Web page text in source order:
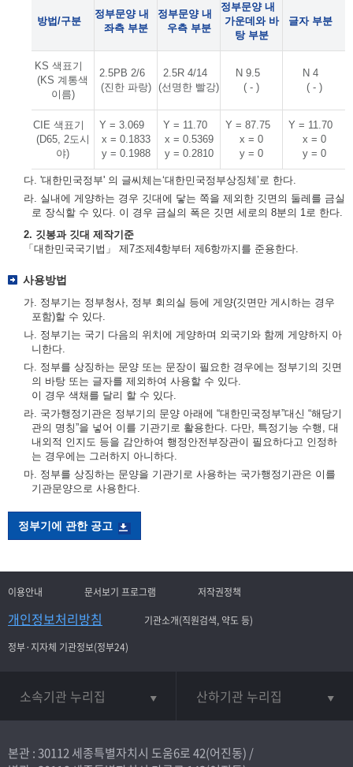
방법/구분
정부문양 내
좌측 부분
정부문양 내
우측 부분
정부문양 내
가운데와 바
탕 부분
글자 부분
KS 색표기
(KS 계통색
이름)
2.5PB 2/6
(진한 파랑)
2.5R 4/14
(선명한 빨강)
N 9.5
( - )
N 4
( - )
CIE 색표기
(D65, 2도시
야)
Y = 3.069
x = 0.1833
y = 0.1988
Y = 11.70
x = 0.5369
y = 0.2810
Y = 87.75
x = 0
y = 0
Y = 11.70
x = 0
y = 0
다. '대한민국정부' 의 글씨체는‘대한민국정부상징체’로 한다.
라. 실내에 게양하는 경우 깃대에 닿는 쪽을 제외한 깃면의 둘레를 금실
로 장식할 수 있다. 이 경우 금실의 폭은 깃면 세로의 8분의 1로 한다.
2. 깃봉과 깃대 제작기준
「대한민국국기법」 제7조제4항부터 제6항까지를 준용한다.
사용방법
가. 정부기는 정부청사, 정부 회의실 등에 게양(깃면만 게시하는 경우
포함)할 수 있다.
나. 정부기는 국기 다음의 위치에 게양하며 외국기와 함께 게양하지 아
니한다.
다. 정부를 상징하는 문양 또는 문장이 필요한 경우에는 정부기의 깃면
의 바탕 또는 글자를 제외하여 사용할 수 있다.
이 경우 색채를 달리 할 수 있다.
라. 국가행정기관은 정부기의 문양 아래에 “대한민국정부”대신 “해당기
관의 명칭”을 넣어 이를 기관기로 활용한다. 다만, 특정기능 수행, 대
내외적 인지도 등을 감안하여 행정안전부장관이 필요하다고 인정하
는 경우에는 그러하지 아니하다.
마. 정부를 상징하는 문양을 기관기로 사용하는 국가행정기관은 이를
기관문양으로 사용한다.
정부기에 관한 공고
이용안내 문서보기 프로그램 저작권정책
개인정보처리방침
기관소개(직원검색, 약도 등)
정부·지자체 기관정보(정부24)
소속기관 누리집 산하기관 누리집
본관 : 30112 세종특별자치시 도움6로 42(어진동) /